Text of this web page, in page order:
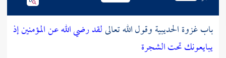
باب غزوةالحديبيةوقول الله تعالىلقد رضي الله عن المؤمنين إذ
يبايعونك تحت الشجرة